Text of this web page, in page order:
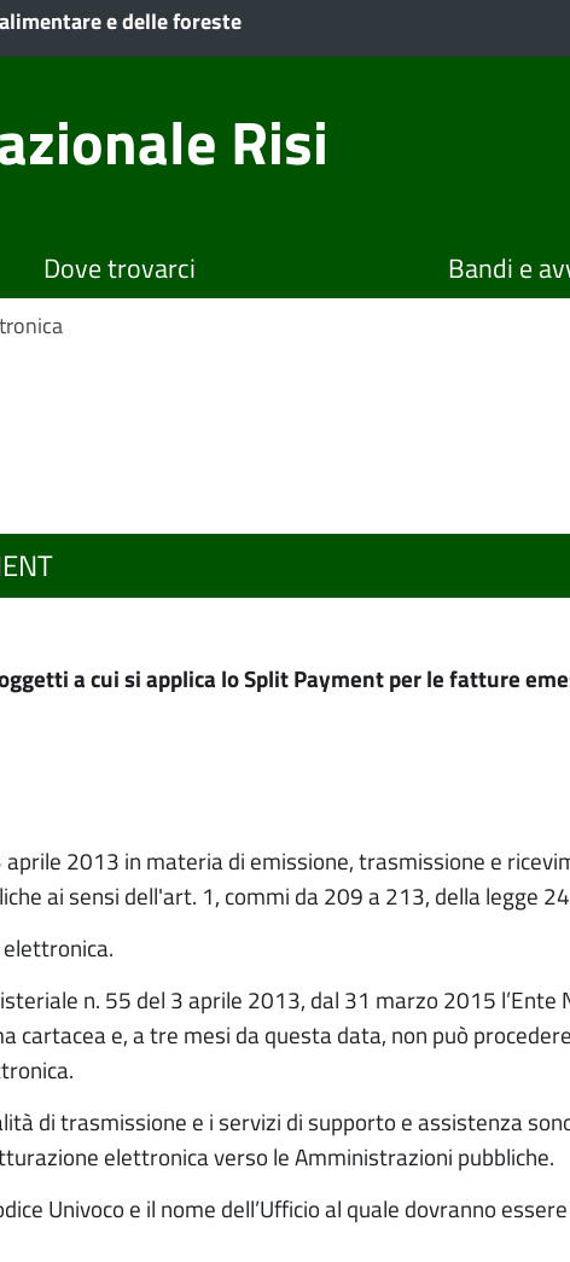
e delle foreste
Risi
Dove trovarci Bandi e
a cui si applica lo Split Paymentper le fatture
2013 in materia di emissione, trasmissione e
ai sensi dell'art. 1, commi da 209 a 213, della legge
n. 55 del 3 aprile 2013, dal 31 marzo 2015 l’Ente
e, a tre mesi da questa data, non può
di trasmissione e i servizi di supporto e assistenza
elettronica verso le Amministrazioni pubbliche.
Univoco e il nome dell’Ufficio al quale dovranno